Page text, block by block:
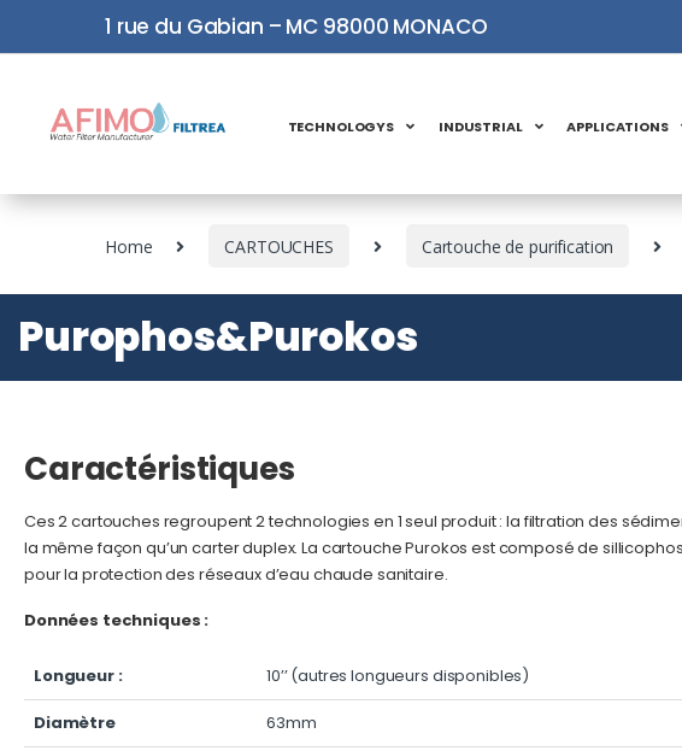
1 rue du Gabian – MC 98000 MONACO
TECHNOLOGYS INDUSTRIAL APPLICATIONS
Home CARTOUCHES Cartouche de purification
Purophos&Purokos
Caractéristiques
Ces 2 cartouches regroupent 2 technologies en 1 seul produit : la filtration des
la même façon qu’un carter duplex. La cartouche Purokos est composé de
pour la protection des réseaux d’eau chaude sanitaire.
Données techniques :
Longueur : 10’’ (autres longueurs disponibles)
Diamètre 63mm